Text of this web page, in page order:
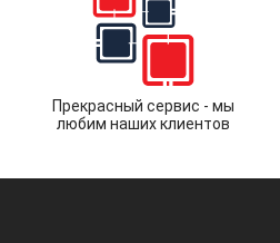
Прекрасный сервис - мы
любим наших клиентов